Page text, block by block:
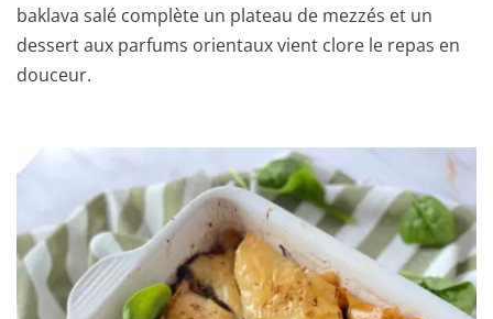
baklava salé complète un plateau de mezzés et un
dessert aux parfums orientaux vient clore le repas en
douceur.